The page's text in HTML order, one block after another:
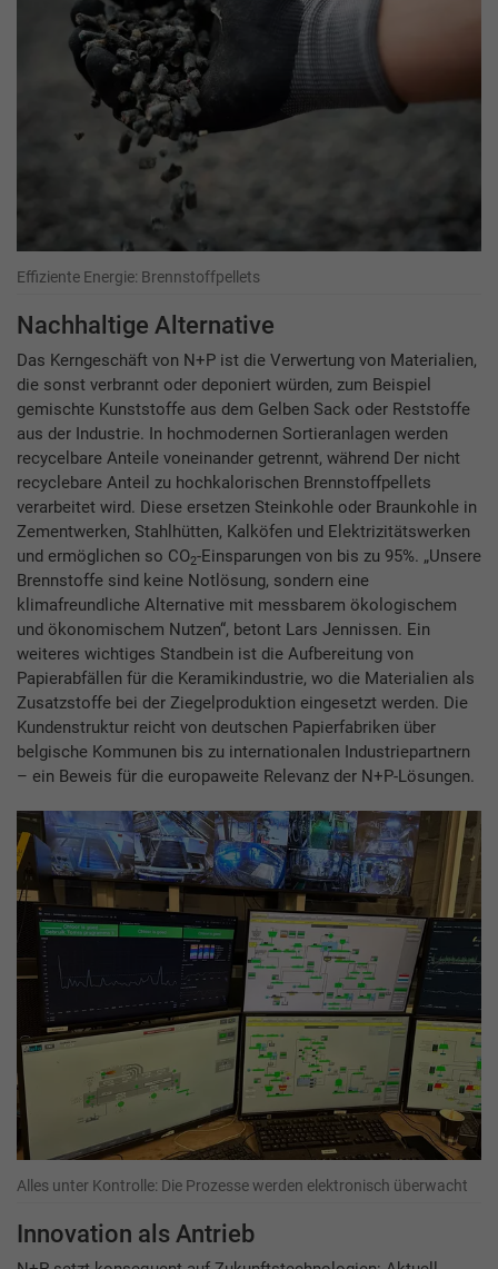
Effiziente Energie: Brennstoffpellets
Nachhaltige Alternative
Das Kerngeschäft von N+P ist die Verwertung von Materialien,
die sonst verbrannt oder deponiert würden, zum Beispiel
gemischte Kunststoffe aus dem Gelben Sack oder Reststoffe
aus der Industrie. In hochmodernen Sortieranlagen werden
recycelbare Anteile voneinander getrennt, während Der nicht
recyclebare Anteil zu hochkalorischen Brennstoffpellets
verarbeitet wird. Diese ersetzen Steinkohle oder Braunkohle in
Zementwerken, Stahlhütten, Kalköfen und Elektrizitätswerken
und ermöglichen so CO2-Einsparungen von bis zu 95%. „Unsere
Brennstoffe sind keine Notlösung, sondern eine
klimafreundliche Alternative mit messbarem ökologischem
und ökonomischem Nutzen“, betont Lars Jennissen. Ein
weiteres wichtiges Standbein ist die Aufbereitung von
Papierabfällen für die Keramikindustrie, wo die Materialien als
Zusatzstoffe bei der Ziegelproduktion eingesetzt werden. Die
Kundenstruktur reicht von deutschen Papierfabriken über
belgische Kommunen bis zu internationalen Industriepartnern
– ein Beweis für die europaweite Relevanz der N+P-Lösungen.
Alles unter Kontrolle: Die Prozesse werden elektronisch überwacht
Innovation als Antrieb